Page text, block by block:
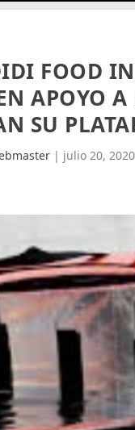
FOOD
APOYO A
SU
| julio 20, 2020